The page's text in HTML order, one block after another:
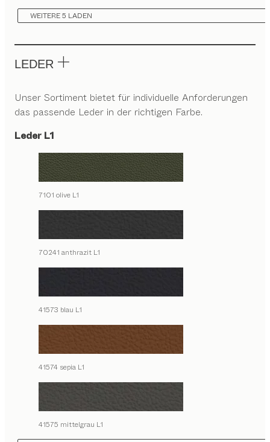
WEITERE 5 LADEN
LEDER
Unser Sortiment bietet für individuelle Anforderungen
das passende Leder in der richtigen Farbe.
Leder L1
7101 olive L1
70241 anthrazit L1
41573 blau L1
41574 sepia L1
41575 mittelgrau L1